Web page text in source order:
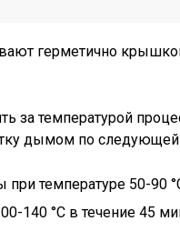
герметично
за температурой
дымом по следующей
температуре 50-90
140 °С в течение 45